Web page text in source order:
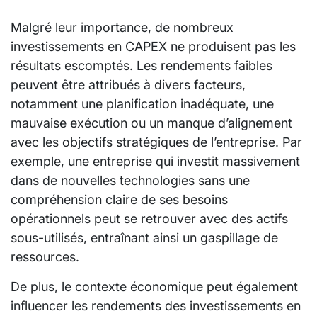
Malgré leur importance, de nombreux
investissements en CAPEX ne produisent pas les
résultats escomptés. Les rendements faibles
peuvent être attribués à divers facteurs,
notamment une planification inadéquate, une
mauvaise exécution ou un manque d’alignement
avec les objectifs stratégiques de l’entreprise. Par
exemple, une entreprise qui investit massivement
dans de nouvelles technologies sans une
compréhension claire de ses besoins
opérationnels peut se retrouver avec des actifs
sous-utilisés, entraînant ainsi un gaspillage de
ressources.
De plus, le contexte économique peut également
influencer les rendements des investissements en